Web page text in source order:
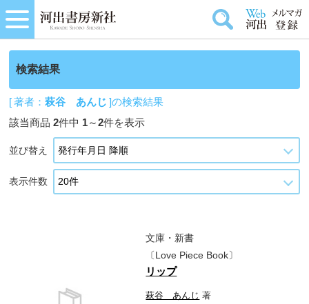
検索結果
[ 著者：萩谷 あんじ ]の検索結果
該当商品2件中 1～2件を表示
並び替え
表示件数
文庫・新書
〔Love Piece Book〕
リップ
萩谷 あんじ 著